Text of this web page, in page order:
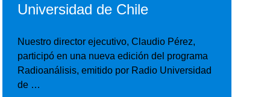
Universidad de Chile
Nuestro director ejecutivo, Claudio Pérez,
participó en una nueva edición del programa
Radioanálisis, emitido por Radio Universidad
de …